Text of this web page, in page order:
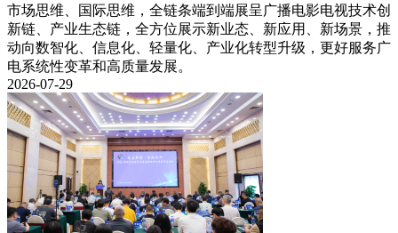
市场思维、国际思维，全链条端到端展呈广播电影电视技术创
新链、产业生态链，全方位展示新业态、新应用、新场景，推
动向数智化、信息化、轻量化、产业化转型升级，更好服务广
电系统性变革和高质量发展。
2026-07-29